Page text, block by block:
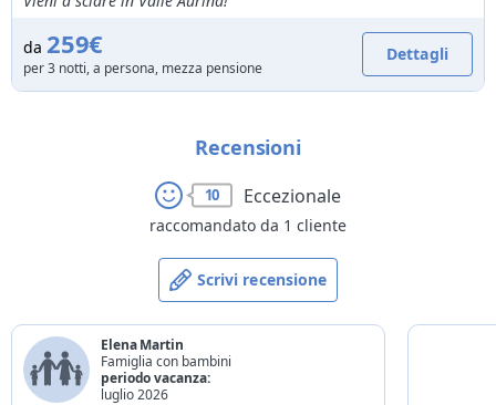
da 259€
per 3 notti, a persona, mezza pensione
Dettagli
Recensioni
10 Eccezionale
raccomandato da 1 cliente
Scrivi recensione
Elena Martin
Famiglia con bambini
periodo vacanza:
luglio 2026